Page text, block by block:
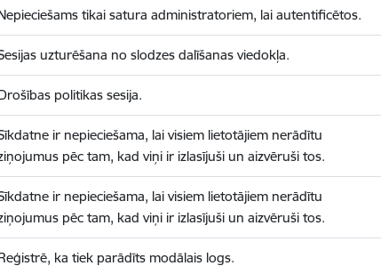
tikai satura administratoriem, lai autentificētos.
uzturēšana no slodzes dalīšanas viedokļa.
politikas sesija.
ir nepieciešama, lai visiem lietotājiem nerādītu
pēc tam, kad viņi ir izlasījuši un aizvēruši tos.
ir nepieciešama, lai visiem lietotājiem nerādītu
pēc tam, kad viņi ir izlasījuši un aizvēruši tos.
ka tiek parādīts modālais logs.